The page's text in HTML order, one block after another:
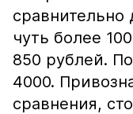
сравнительно
чуть более
850 рублей.
4000.
сравнения,